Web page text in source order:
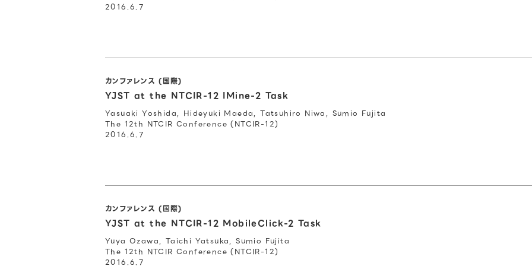
2016.6.7
カンファレンス (国際)
YJST at the NTCIR-12 IMine-2 Task
Yasuaki Yoshida, Hideyuki Maeda, Tatsuhiro Niwa, Sumio Fujita
The 12th NTCIR Conference (NTCIR-12)
2016.6.7
カンファレンス (国際)
YJST at the NTCIR-12 MobileClick-2 Task
Yuya Ozawa, Taichi Yatsuka, Sumio Fujita
The 12th NTCIR Conference (NTCIR-12)
2016.6.7